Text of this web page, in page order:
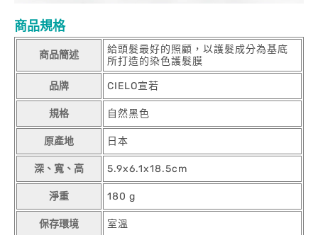
商品規格
商品簡述
給頭髮最好的照顧，以護髮成分為基底
所打造的染色護髮膜
品牌 CIELO宣若
規格 自然黑色
原產地 日本
深、寬、高 5.9x6.1x18.5cm
淨重 180 g
保存環境 室溫